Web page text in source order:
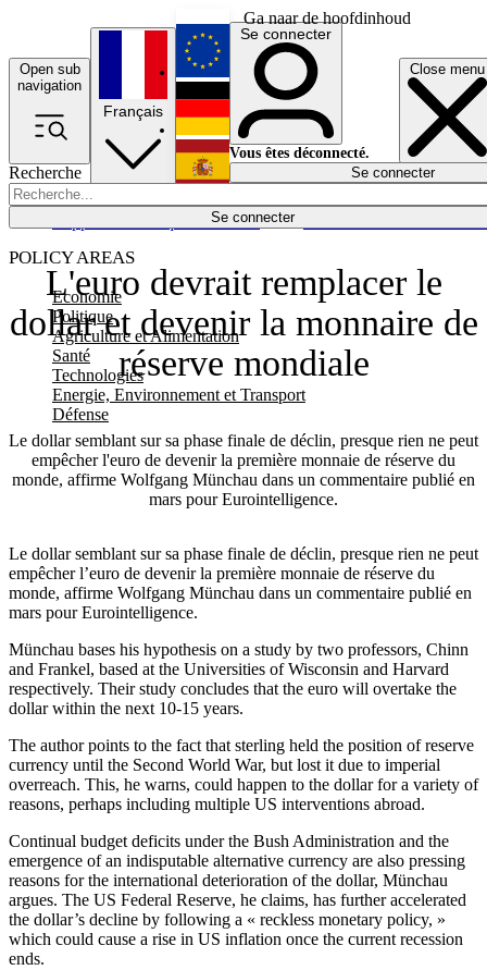
Ga naar de hoofdinhoud
Open sub
navigation
Close menu
Recherche
Se connecter
POLICY AREAS
Economie
Politique
Agriculture et Alimentation
Santé
Technologies
Energie, Environnement et Transport
Défense
Économie
Français
English
Deutsch
Español
Se connecter
Vous êtes déconnecté.
Se connecter
L'euro devrait remplacer le
dollar et devenir la monnaire de
réserve mondiale
Le dollar semblant sur sa phase finale de déclin, presque rien ne peut
empêcher l'euro de devenir la première monnaie de réserve du
monde, affirme Wolfgang Münchau dans un commentaire publié en
mars pour Eurointelligence.
Le dollar semblant sur sa phase finale de déclin, presque rien ne peut
empêcher l’euro de devenir la première monnaie de réserve du
monde, affirme Wolfgang Münchau dans un commentaire publié en
mars pour Eurointelligence.
Münchau bases his hypothesis on a study by two professors, Chinn
and Frankel, based at the Universities of Wisconsin and Harvard
respectively. Their study concludes that the euro will overtake the
dollar within the next 10-15 years.
The author points to the fact that sterling held the position of reserve
currency until the Second World War, but lost it due to imperial
overreach. This, he warns, could happen to the dollar for a variety of
reasons, perhaps including multiple US interventions abroad.
Continual budget deficits under the Bush Administration and the
emergence of an indisputable alternative currency are also pressing
reasons for the international deterioration of the dollar, Münchau
argues. The US Federal Reserve, he claims, has further accelerated
the dollar’s decline by following a « reckless monetary policy, »
which could cause a rise in US inflation once the current recession
ends.